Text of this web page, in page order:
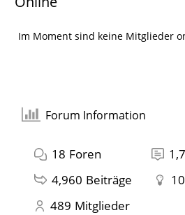
Im Moment sind keine Mitglieder
Forum Information
18 Foren
4,960 Beiträge 10
489 Mitglieder